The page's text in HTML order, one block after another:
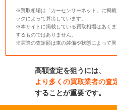
※買取相場は「カーセンサーネット」に掲
ックによって算出しています。
※本サイトに掲載している買取相場はあく
するものではありません。
※実際の査定額は車の装備や状態によって異
高額査定を狙うには、
より多くの買取業者の査
することが重要です。